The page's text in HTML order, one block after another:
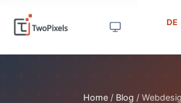
DE
Home / Blog /